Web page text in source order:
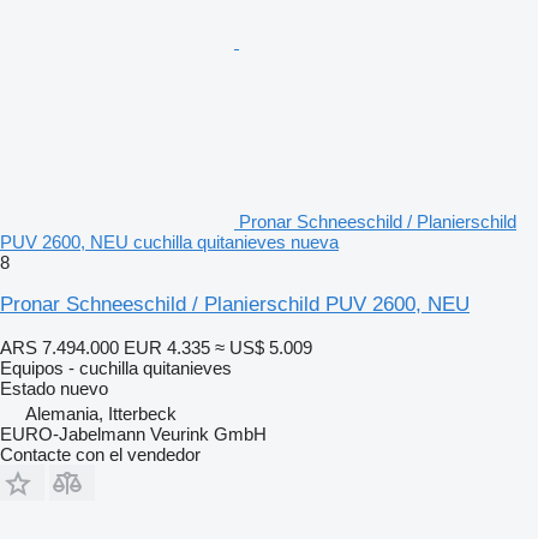
Pronar Schneeschild / Planierschild
PUV 2600, NEU cuchilla quitanieves nueva
8
Pronar Schneeschild / Planierschild PUV 2600, NEU
ARS 7.494.000 EUR 4.335 ≈ US$ 5.009
Equipos - cuchilla quitanieves
Estado nuevo
Alemania, Itterbeck
EURO-Jabelmann Veurink GmbH
Contacte con el vendedor